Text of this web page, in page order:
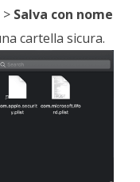
> Salva con nome
cartella sicura.